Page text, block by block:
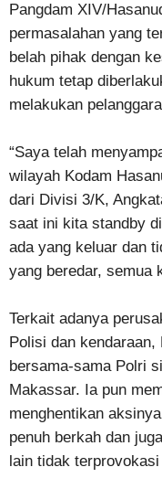
Pangdam XIV/
permasalahan yang
belah pihak dengan
hukum tetap
melakukan
“Saya telah
wilayah Kodam
dari Divisi 3/K,
saat ini kita standby
ada yang keluar dan
yang beredar, semua
Terkait adanya
Polisi dan kendaraan,
bersama-sama Polri
Makassar. Ia pun
menghentikan
penuh berkah dan
lain tidak